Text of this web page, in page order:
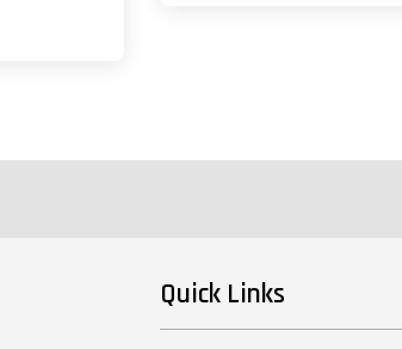
Quick Links